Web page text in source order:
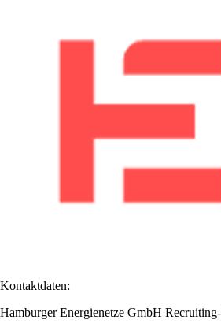
Kontaktdaten:
Hamburger Energienetze GmbH